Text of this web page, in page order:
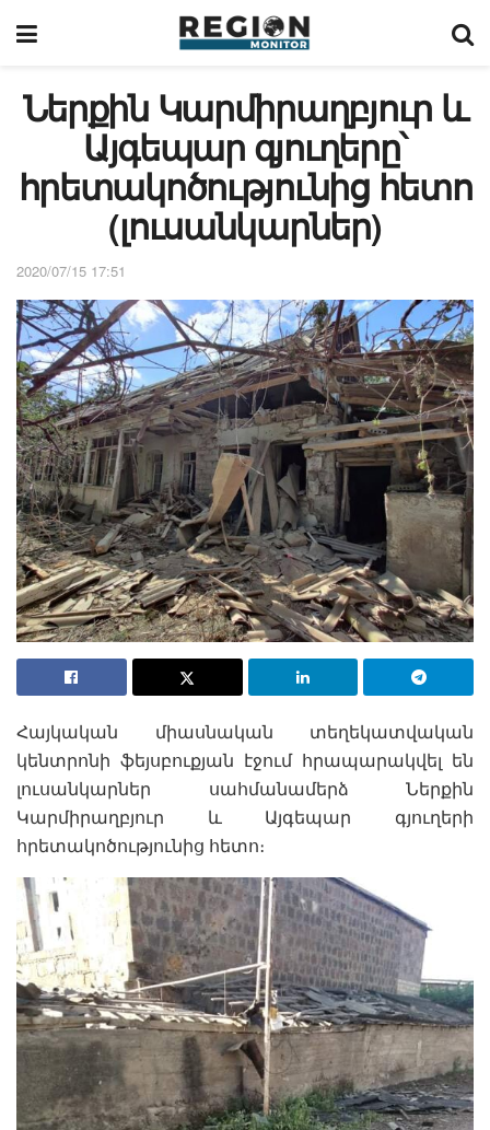
Ներքին Կարմիրաղբյուր և
Այգեպար գյուղերը՝
հրետակոծությունից հետո
(լուսանկարներ)
2020/07/15 17:51
Հայկական միասնական տեղեկատվական
կենտրոնի ֆեյսբուքյան էջում հրապարակվել են
լուսանկարներ սահմանամերձ Ներքին
Կարմիրաղբյուր և Այգեպար գյուղերի
հրետակոծությունից հետո։